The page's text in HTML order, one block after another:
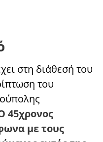
στη διάθεσή του
του
45χρονος
με τους